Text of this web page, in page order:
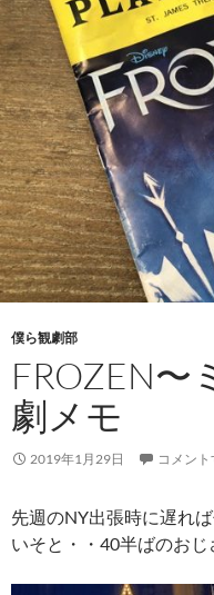
僕ら観劇部
FROZEN〜
劇メモ
2019年1月29日 コメント
先週のNY出張時に遅れ
いそと・・40半ばのおじ